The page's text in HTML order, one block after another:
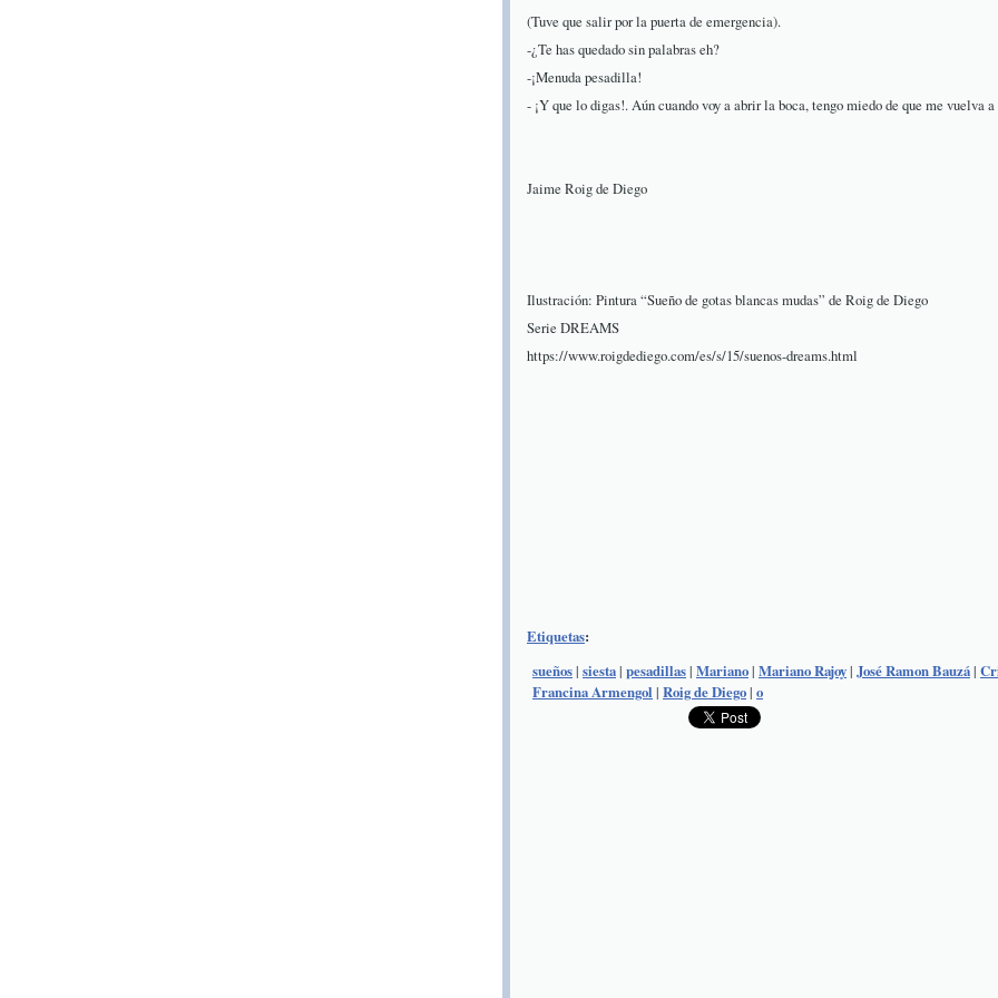
(Tuve que salir por la puerta de emergencia).
-¿Te has quedado sin palabras eh?
-¡Menuda pesadilla!
- ¡Y que lo digas!. Aún cuando voy a abrir la boca, tengo miedo de que me vuelva
Jaime Roig de Diego
Ilustración: Pintura “Sueño de gotas blancas mudas” de Roig de Diego
Serie DREAMS
https://www.roigdediego.com/es/s/15/suenos-dreams.html
Etiquetas:
sueños| siesta| pesadillas| Mariano| Mariano Rajoy| José Ramon Bauzá|
Francina Armengol | Roig de Diego| o